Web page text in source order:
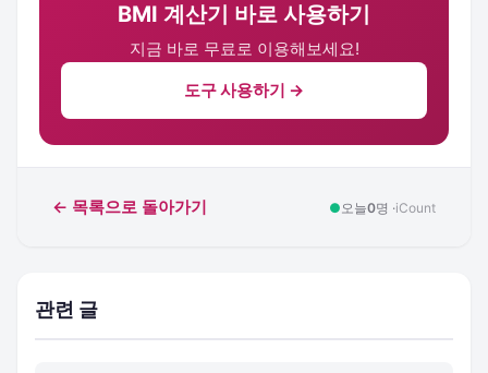
BMI 계산기 바로 사용하기
지금 바로 무료로 이용해보세요!
도구 사용하기 →
← 목록으로 돌아가기 ● 오늘0명 ·iCount
관련 글